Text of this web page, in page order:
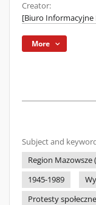
Creator:
[Biuro Informacyjne
More
Subject and
Region Mazowsze
1945-1989
Protesty społeczne